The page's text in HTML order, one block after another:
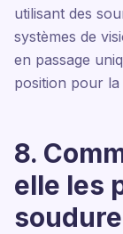
utilisant des
systèmes de
en passage
position pour la
8.
elle les